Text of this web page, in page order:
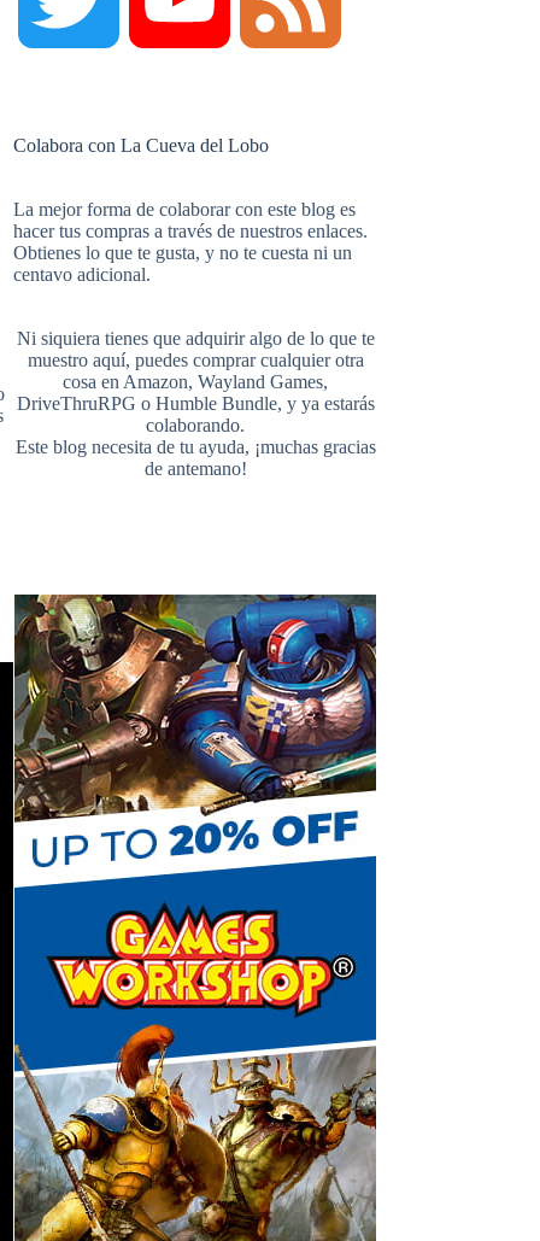
e
b
o
o
t
e
r
e
t
l
r
t
r
u
e
C
h
a
n
n
e
Colabora con La Cueva del Lobo
La mejor forma de colaborar con este blog es
hacer tus compras a través de nuestros enlaces.
Obtienes lo que te gusta, y no te cuesta ni un
centavo adicional.
Ni siquiera tienes que adquirir algo de lo que te
muestro aquí, puedes comprar cualquier otra
cosa en Amazon,Wayland Games,
DriveThruRPG o Humble Bundle, y ya estarás
colaborando.
Este blog necesita de tu ayuda, ¡muchas gracias
de antemano!